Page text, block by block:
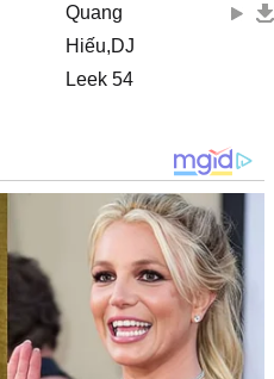
Quang
Hiếu,DJ
Leek 54